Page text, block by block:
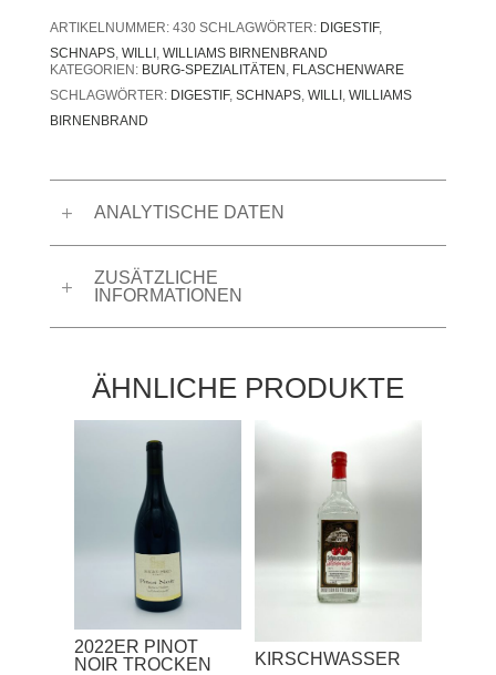
ARTIKELNUMMER: 430 SCHLAGWÖRTER: DIGESTIF,
SCHNAPS, WILLI, WILLIAMS BIRNENBRAND
KATEGORIEN: BURG-SPEZIALITÄTEN FLASCHENWARE
SCHLAGWÖRTER: DIGESTIF, SCHNAPS, WILLI, WILLIAMS
BIRNENBRAND
ANALYTISCHE DATEN
ZUSÄTZLICHE
INFORMATIONEN
ÄHNLICHE PRODUKTE
2022ER PINOT
NOIR TROCKEN
KIRSCHWASSER